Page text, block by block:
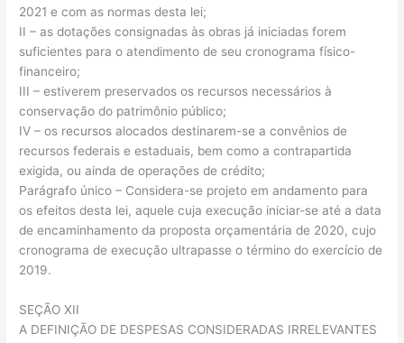
2021 e com as normas desta lei;
II – as dotações consignadas às obras já iniciadas forem
suficientes para o atendimento de seu cronograma físico-
financeiro;
III – estiverem preservados os recursos necessários à
conservação do patrimônio público;
IV – os recursos alocados destinarem-se a convênios de
recursos federais e estaduais, bem como a contrapartida
exigida, ou ainda de operações de crédito;
Parágrafo único – Considera-se projeto em andamento para
os efeitos desta lei, aquele cuja execução iniciar-se até a data
de encaminhamento da proposta orçamentária de 2020, cujo
cronograma de execução ultrapasse o término do exercício de
2019.
SEÇÃO XII
A DEFINIÇÃO DE DESPESAS CONSIDERADAS IRRELEVANTES